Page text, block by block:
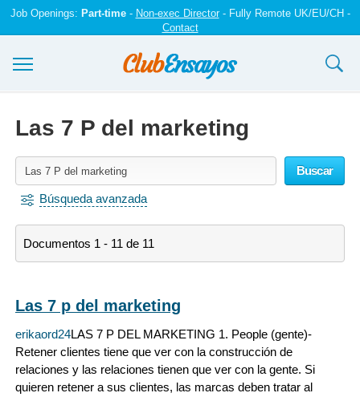
Job Openings: Part-time- Non-exec Director- Fully Remote UK/EU/CH -
Contact
Iniciar sesión
Las 7 P del marketing
Buscar
Búsqueda avanzada
Documentos 1 - 11 de 11
Las 7 p del marketing
erikaord24LAS 7 P DEL MARKETING 1. People (gente)-
Retener clientes tiene que ver con la construcción de
relaciones y las relaciones tienen que ver con la gente. Si
quieren retener a sus clientes, las marcas deben tratar al